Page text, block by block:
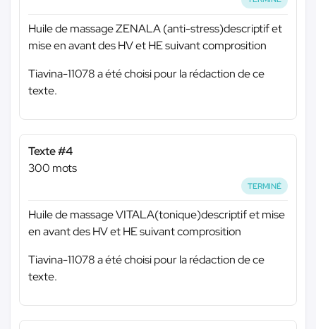
Huile de massage ZENALA (anti-stress)descriptif et
mise en avant des HV et HE suivant comprosition
Tiavina-11078 a été choisi pour la rédaction de ce
texte.
Texte #4
300 mots
TERMINÉ
Huile de massage VITALA(tonique)descriptif et mise
en avant des HV et HE suivant comprosition
Tiavina-11078 a été choisi pour la rédaction de ce
texte.